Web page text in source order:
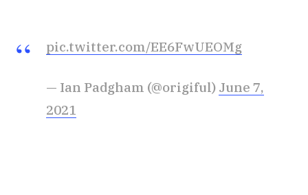
pic.twitter.com/EE6FwUEOMg
— Ian Padgham (@origiful) June 7,
2021